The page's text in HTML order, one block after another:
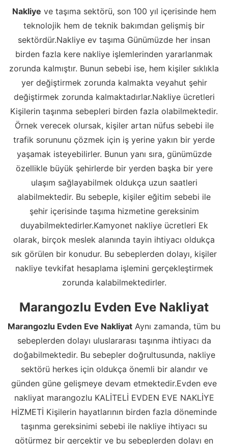
Nakliye ve taşıma sektörü, son 100 yıl içerisinde hem
teknolojik hem de teknik bakımdan gelişmiş bir
sektördür.Nakliye ev taşıma Günümüzde her insan
birden fazla kere nakliye işlemlerinden yararlanmak
zorunda kalmıştır. Bunun sebebi ise, hem kişiler sıklıkla
yer değiştirmek zorunda kalmakta veyahut şehir
değiştirmek zorunda kalmaktadırlar.Nakliye ücretleri
Kişilerin taşınma sebepleri birden fazla olabilmektedir.
Örnek verecek olursak, kişiler artan nüfus sebebi ile
trafik sorununu çözmek için iş yerine yakın bir yerde
yaşamak isteyebilirler. Bunun yanı sıra, günümüzde
özellikle büyük şehirlerde bir yerden başka bir yere
ulaşım sağlayabilmek oldukça uzun saatleri
alabilmektedir. Bu sebeple, kişiler eğitim sebebi ile
şehir içerisinde taşıma hizmetine gereksinim
duyabilmektedirler.Kamyonet nakliye ücretleri Ek
olarak, birçok meslek alanında tayin ihtiyacı oldukça
sık görülen bir konudur. Bu sebeplerden dolayı, kişiler
nakliye tevkifat hesaplama işlemini gerçekleştirmek
zorunda kalabilmektedirler.
Marangozlu Evden Eve Nakliyat
Marangozlu Evden Eve Nakliyat Aynı zamanda, tüm bu
sebeplerden dolayı uluslararası taşınma ihtiyacı da
doğabilmektedir. Bu sebepler doğrultusunda, nakliye
sektörü herkes için oldukça önemli bir alandır ve
günden güne gelişmeye devam etmektedir.Evden eve
nakliyat marangozlu KALİTELİ EVDEN EVE NAKLİYE
HİZMETİ Kişilerin hayatlarının birden fazla döneminde
taşınma gereksinimi sebebi ile nakliye ihtiyacı su
götürmez bir gerçektir ve bu sebeplerden dolayı en